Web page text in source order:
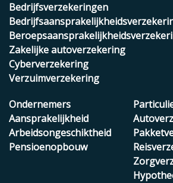
Bedrijfsverzekeringen
Zakelijke autoverzekering
Cyberverzekering
Verzuimverzekering
Ondernemers
Aansprakelijkheid
Arbeidsongeschiktheid
Pensioenopbouw